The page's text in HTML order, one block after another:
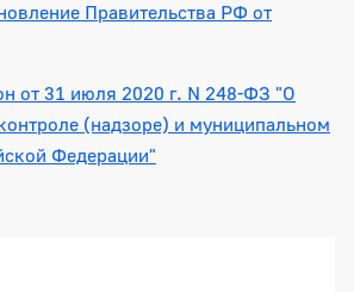
Правительства РФ от
от 31 июля 2020 г. N 248-ФЗ "О
(надзоре) и муниципальном
Федерации"